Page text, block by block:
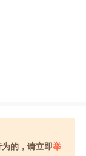
的，请立即举